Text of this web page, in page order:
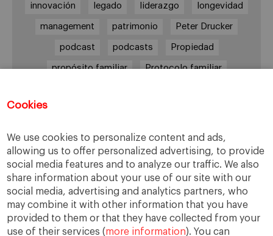
Cookies
We use cookies to personalize content and ads,
allowing us to offer personalized advertising, to provide
social media features and to analyze our traffic. We also
share information about your use of our site with our
social media, advertising and analytics partners, who
may combine it with other information that you have
provided to them or that they have collected from your
use of their services (more information). You can
innovación legado liderazgo longevidad
management patrimonio Peter Drucker
podcast podcasts Propiedad
propósito familiar Protocolo familiar
salud
toma de decisiones valores virtudes
Enlaces
Cátedra de Empresa Familiar